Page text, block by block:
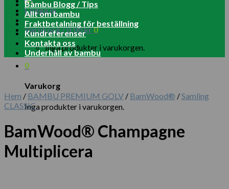
Logga in
Varukorg /0.00kr0
Inga produkter i varukorgen.
0
Varukorg
Inga produkter i varukorgen.
Bambu Blogg / Tips
Allt om bambu
Fraktbetalning för beställning
Kundreferenser
Kontakta oss
Underhåll av bambu
Hem / BAMBU PREMIUM GOLV / BamWood® /Samling
CLASSIC
BamWood® Champagne
Multiplicera